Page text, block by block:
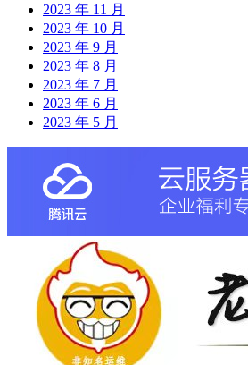
2023 年 11 月
2023 年 10 月
2023 年 9 月
2023 年 8 月
2023 年 7 月
2023 年 6 月
2023 年 5 月